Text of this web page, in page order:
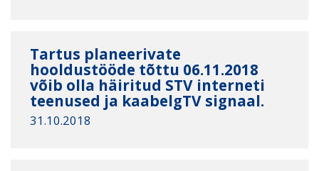
Tartus planeerivate
hooldustööde tõttu 06.11.2018
võib olla häiritud STV interneti
teenused ja kaabelgTV signaal.
31.10.2018